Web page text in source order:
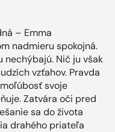
– Emma
nadmieru spokojná.
nechýbajú. Nič ju však
vzťahov. Pravda
svoje
Zatvára oči pred
sa do života
drahého priateľa